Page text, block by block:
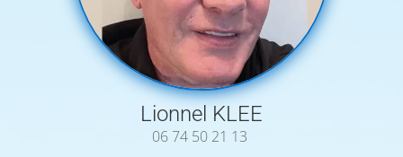
Lionnel KLEE
06 74 50 21 13